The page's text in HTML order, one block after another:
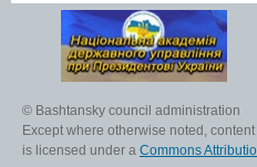
© Bashtansky council administration
Except where otherwise noted,
is licensed under a Commons